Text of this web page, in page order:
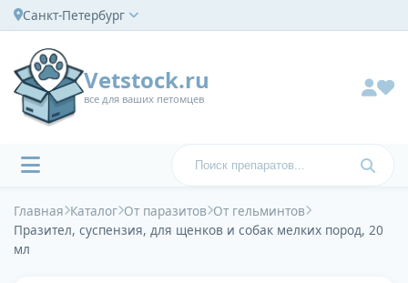
Санкт-Петербург
Vetstock.ru
все для ваших петомцев
Главная Каталог От паразитов От гельминтов
Празител, суспензия, для щенков и собак мелких пород, 20
мл